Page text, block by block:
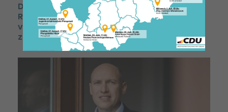
Dem Kreisverband Dieburg der
Rassegeflügelzüchter wird eine Zuwendung
von 500 Euro zur allgemeinen Vereinsarbeit
zur Verfügung gestellt.